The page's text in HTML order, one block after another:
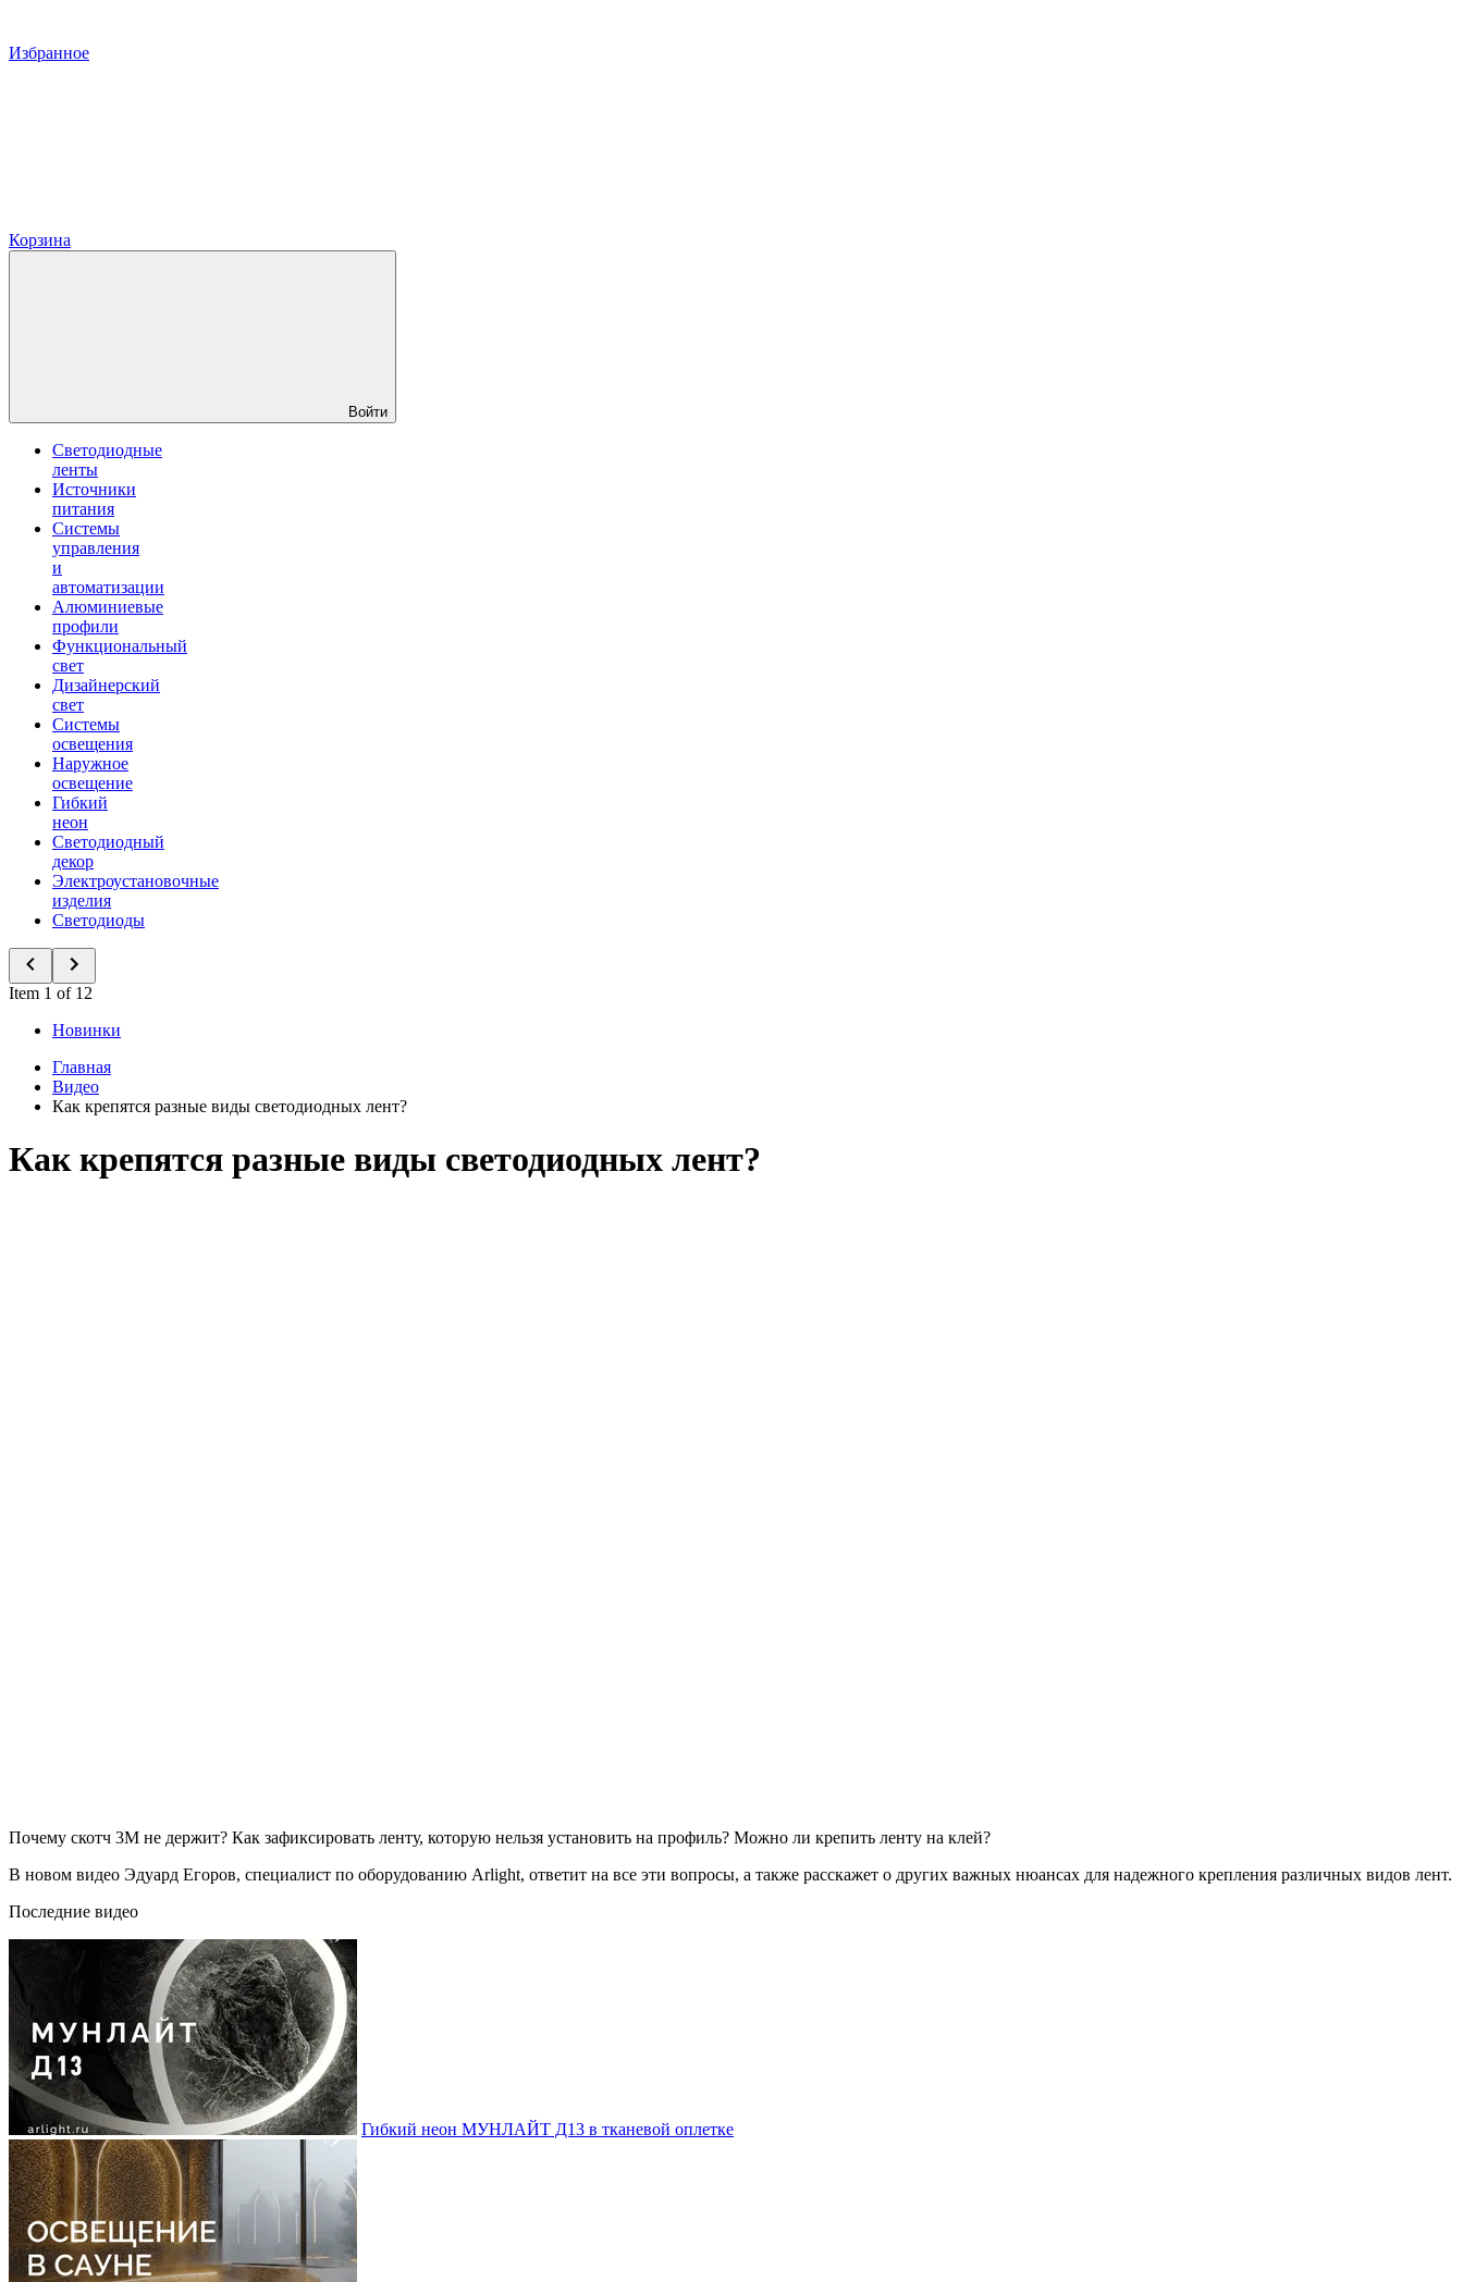
Избранное
Корзина
Войти
Светодиодные
ленты
Источники
питания
Системы
управления
и
автоматизации
Алюминиевые
профили
Функциональный
свет
Дизайнерский
свет
Системы
освещения
Наружное
освещение
Гибкий
неон
Светодиодный
декор
Электроустановочные
изделия
Светодиоды
Item 1 of 12
Новинки
Главная
Видео
Как крепятся разные виды светодиодных лент?
Как крепятся разные виды светодиодных лент?
Почему скотч 3М не держит? Как зафиксировать ленту, которую нельзя установить на профиль? Можно ли крепить ленту на клей?
В новом видео Эдуард Егоров, специалист по оборудованию Arlight, ответит на все эти вопросы, а также расскажет о других важных нюансах для надежного крепления различных видов лент.
Последние видео
Гибкий неон МУНЛАЙТ Д13 в тканевой оплетке